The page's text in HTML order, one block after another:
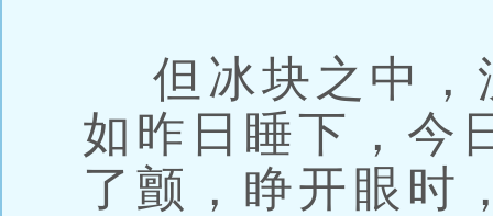
但冰块之中，
如昨日睡下，今
了颤，睁开眼时